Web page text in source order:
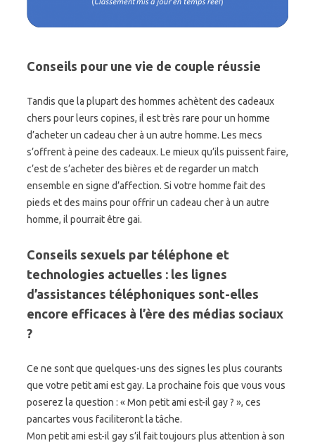
Conseils pour une vie de couple réussie
Tandis que la plupart des hommes achètent des cadeaux
chers pour leurs copines, il est très rare pour un homme
d’acheter un cadeau cher à un autre homme. Les mecs
s’offrent à peine des cadeaux. Le mieux qu’ils puissent faire,
c’est de s’acheter des bières et de regarder un match
ensemble en signe d’affection. Si votre homme fait des
pieds et des mains pour offrir un cadeau cher à un autre
homme, il pourrait être gai.
Conseils sexuels par téléphone et
technologies actuelles : les lignes
d’assistances téléphoniques sont-elles
encore efficaces à l’ère des médias sociaux
?
Ce ne sont que quelques-uns des signes les plus courants
que votre petit ami est gay. La prochaine fois que vous vous
poserez la question : « Mon petit ami est-il gay ? », ces
pancartes vous faciliteront la tâche.
Mon petit ami est-il gay s’il fait toujours plus attention à son